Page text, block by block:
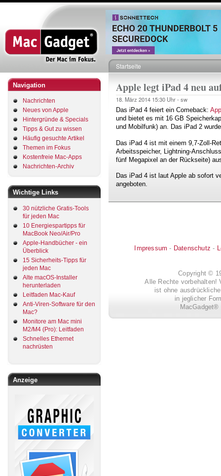
Direkt
zum
Inhalt
Navigation
Nachrichten
Neues von Apple
Hintergründe & Specials
Tipps & Gut zu wissen
Häufig gesuchte Artikel
Themen im Fokus
Kostenfreie Mac-Apps
Nachrichten-Archiv
Wichtige Links
30 nützliche Gratis-Tools
für jeden Mac
10 Energiespartipps für
MacBook Neo/Air/Pro
Apple-Handbücher - ein
Überblick
15 Sicherheits-Tipps für
jeden Mac
Alte macOS-Installer
herunterladen
Leitfaden Mac-Kauf
Anti-Viren-Software für den
Mac?
Monitore am Mac mini
M2/M4 (Pro): Leitfaden
Schnelles Ethernet
nachrüsten
Anzeige
Pfadnavigation
Startseite
Apple legt iPad 4 neu
18. März 2014 15:30 Uhr - sw
Das iPad 4 feiert ein Comeback:
und bietet es mit 16 GB
und Mobilfunk) an. Das iPad 2
Das iPad 4 ist mit einem 9,7-Zoll-
Arbeitsspeicher, Lightning-
fünf Megapixel an der Rückseite)
Das iPad 4 ist laut Apple ab sofort
angeboten.
Impressum - Datenschutz -
Copyright ©
Alle Rechte vorbehalten!
ist ohne
in jeglicher
MacGadget®